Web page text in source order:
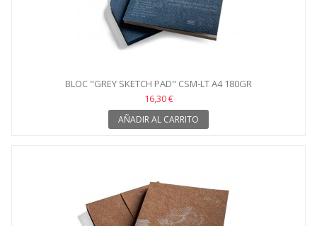
BLOC "GREY SKETCH PAD" CSM-LT A4 180GR
16,30 €
AÑADIR AL CARRITO